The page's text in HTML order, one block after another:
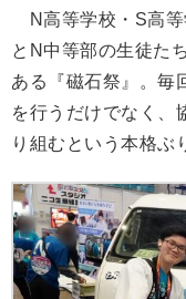
N高等学校・S高等
とN中等部の生徒た
ある『磁石祭』。毎
を行うだけでなく、
り組むという本格ぶ